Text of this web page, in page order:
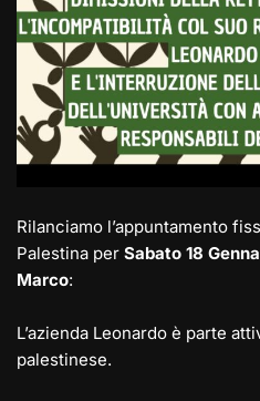
Rilanciamo l’appuntamento
Palestina per Sabato 18
Marco:
L’azienda Leonardo è parte
palestinese.